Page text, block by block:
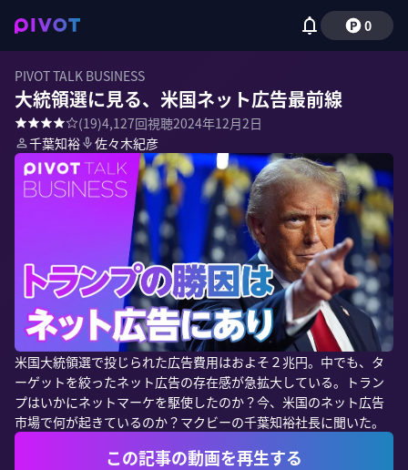
0
PIVOT TALK BUSINESS
大統領選に見る、米国ネット広告最前線
(19)4,127回視聴2024年12月2日
千葉知裕
佐々木紀彦
米国大統領選で投じられた広告費用はおよそ２兆円。中でも、タ
ーゲットを絞ったネット広告の存在感が急拡大している。トラン
プはいかにネットマーケを駆使したのか？今、米国のネット広告
市場で何が起きているのか？マクビーの千葉知裕社長に聞いた。
この記事の動画を再生する